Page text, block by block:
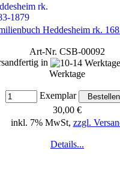
Heddesheim rk.
Art-Nr. CSB-00092
in
Werktage
Exemplar
30,00 €
inkl. 7% MwSt, zzgl.
Details...